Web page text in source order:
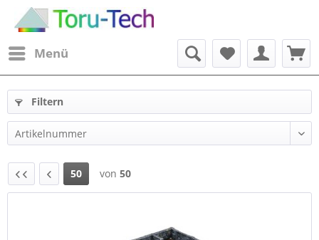
Menü
Filtern
50 von 50